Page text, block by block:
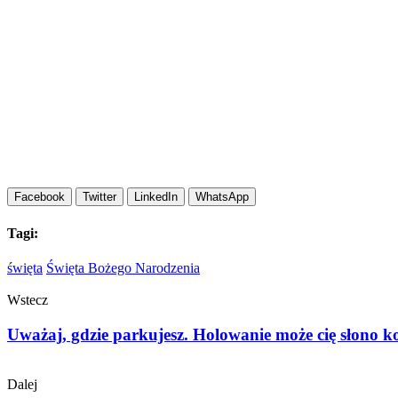
Facebook Twitter LinkedIn WhatsApp
Tagi:
święta Święta Bożego Narodzenia
Wstecz
Uważaj, gdzie parkujesz. Holowanie może cię słono
Dalej